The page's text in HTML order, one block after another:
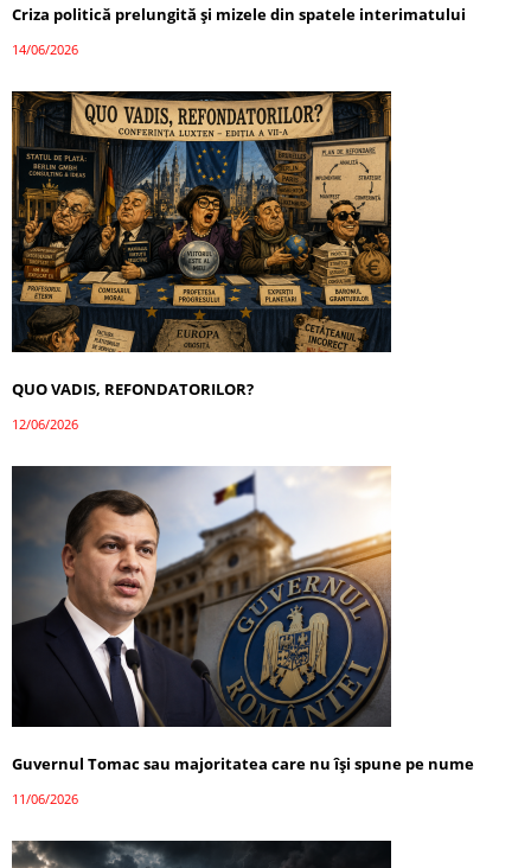
Criza politică prelungită și mizele din spatele interimatului
14/06/2026
QUO VADIS, REFONDATORILOR?
12/06/2026
Guvernul Tomac sau majoritatea care nu își spune pe nume
11/06/2026